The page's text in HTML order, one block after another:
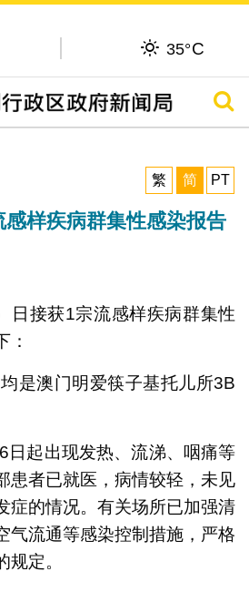
35°C
搜寻
繁
简 PT
样疾病群集性感染报告
日接获1宗流感样疾病群集性
：
是澳门明爱筷子基托儿所3B
日起出现发热、流涕、咽痛等
患者已就医，病情较轻，未见
症的情况。有关场所已加强清
气流通等感染控制措施，严格
定。